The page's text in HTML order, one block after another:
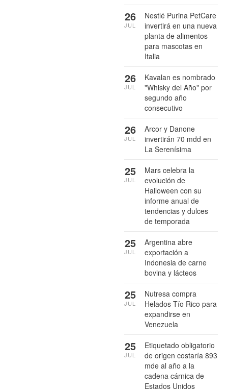
Nestlé Purina PetCare
invertirá en una nueva
planta de alimentos
para mascotas en
Italia
26
JUL
Kavalan es nombrado
"Whisky del Año" por
segundo año
consecutivo
26
JUL
Arcor y Danone
invertirán 70 mdd en
La Serenísima
26
JUL
Mars celebra la
evolución de
Halloween con su
informe anual de
tendencias y dulces
de temporada
25
JUL
Argentina abre
exportación a
Indonesia de carne
bovina y lácteos
25
JUL
Nutresa compra
Helados Tío Rico para
expandirse en
Venezuela
25
JUL
Etiquetado obligatorio
de origen costaría 893
mde al año a la
cadena cárnica de
Estados Unidos
25
JUL